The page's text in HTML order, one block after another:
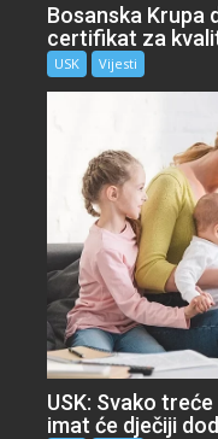
Bosanska Krupa
certifikat za
USK Vijesti
USK: Svako
imat će dječiji